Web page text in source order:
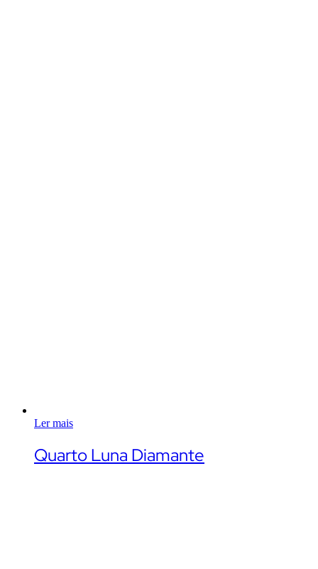
Ler mais
Quarto Luna Diamante